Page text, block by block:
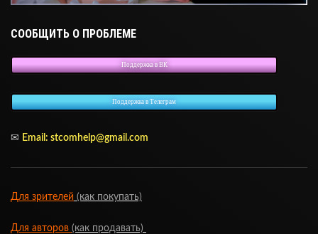
СООБЩИТЬ О ПРОБЛЕМЕ
Поддержка в ВК
Поддержка в Телеграм
✉ Email: stcomhelp@gmail.com
Для зрителей (как покупать)
Для авторов (как продавать)